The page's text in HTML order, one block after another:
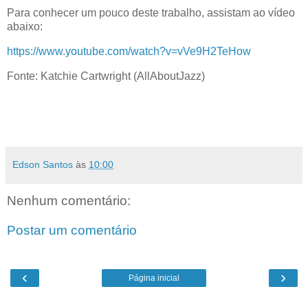
Para conhecer um pouco deste trabalho, assistam ao vídeo
abaixo:
https://www.youtube.com/watch?v=vVe9H2TeHow
Fonte: Katchie Cartwright (AllAboutJazz)
Edson Santos às 10:00
Nenhum comentário:
Postar um comentário
‹ ›
Página inicial